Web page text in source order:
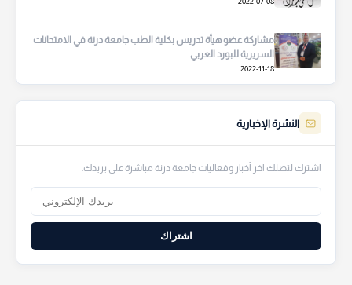
مشاركة عضو هيأة تدريس بكلية الطب جامعة درنة في الامتحانات
السريرية للبورد العربي
2022-11-18
النشرة الإخبارية
اشترك لتصلك آخر أخبار وفعاليات جامعة درنة مباشرة على بريدك.
اشتراك